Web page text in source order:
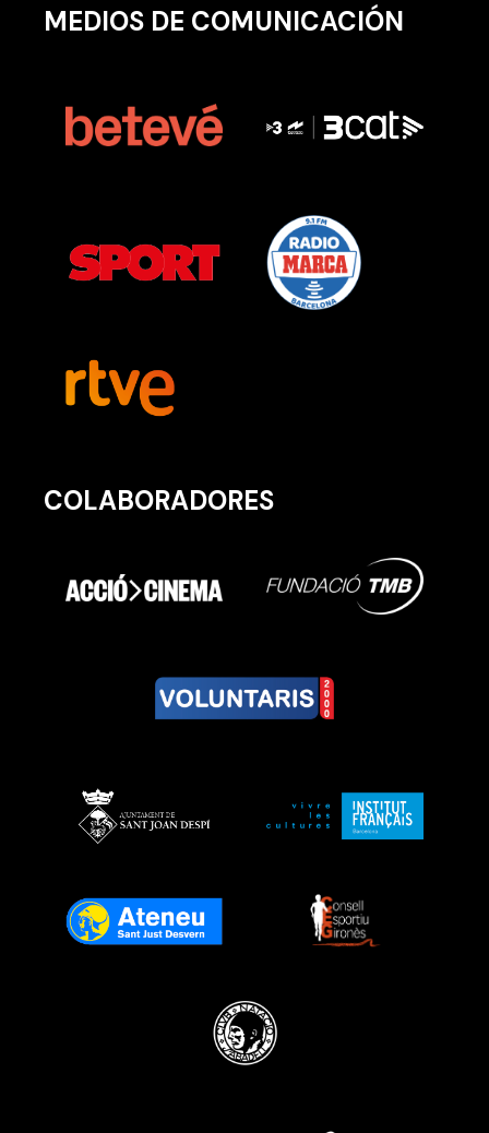
MEDIOS DE COMUNICACIÓN
COLABORADORES